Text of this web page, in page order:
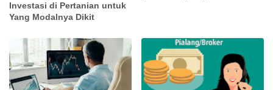
Investasi di Pertanian untuk
Yang Modalnya Dikit